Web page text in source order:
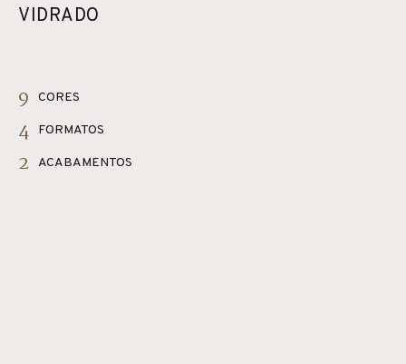
VIDRADO
9 CORES
4 FORMATOS
2 ACABAMENTOS